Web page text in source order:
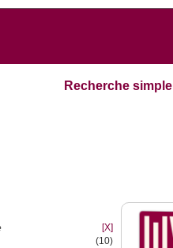
Recherche simple
[X]
(10)